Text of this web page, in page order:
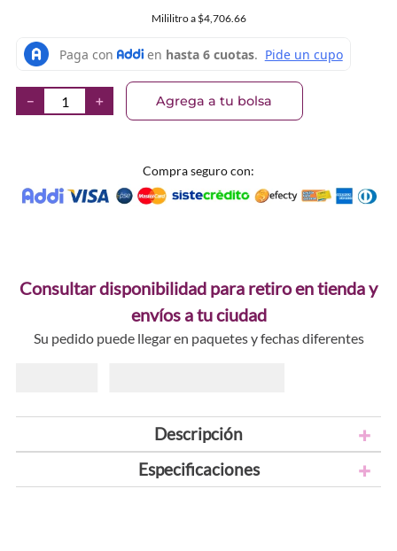
Mililitroa $4,706.66
＋
－ Agrega a tu bolsa
Compra seguro con:
Consultar disponibilidad para retiro en tienda y
envíos a tu ciudad
Su pedido puede llegar en paquetes y fechas diferentes
Descripción
Especificaciones